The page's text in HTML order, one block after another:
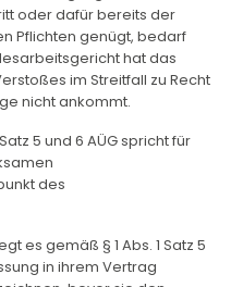
oder dafür bereits der
Pflichten genügt, bedarf
hat das
im Streitfall zu Recht
nicht ankommt.
5 und 6 AÜG spricht für
des
es gemäß § 1 Abs. 1 Satz 5
in ihrem Vertrag